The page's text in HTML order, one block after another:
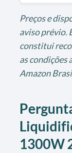
Preços e
aviso prévio.
constitui
as condições
Amazon
1300W